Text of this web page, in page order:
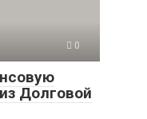
0
Долговой